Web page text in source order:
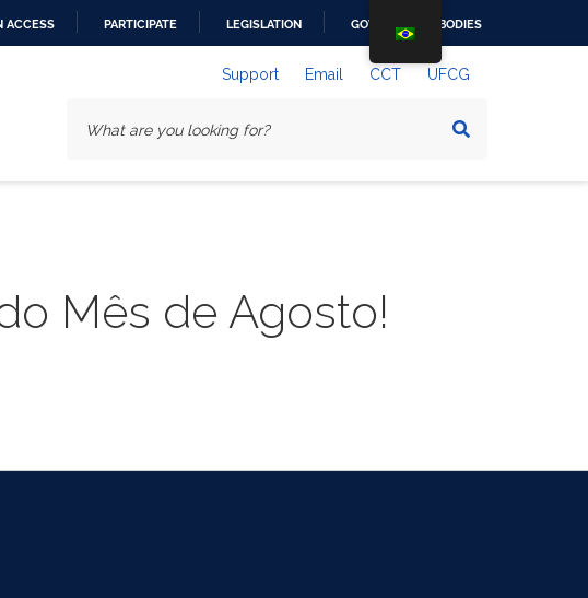
ACCESS PARTICIPATE LEGISLATION GOVERNMENT BODIES
Support Email CCT UFCG
Mês de Agosto!